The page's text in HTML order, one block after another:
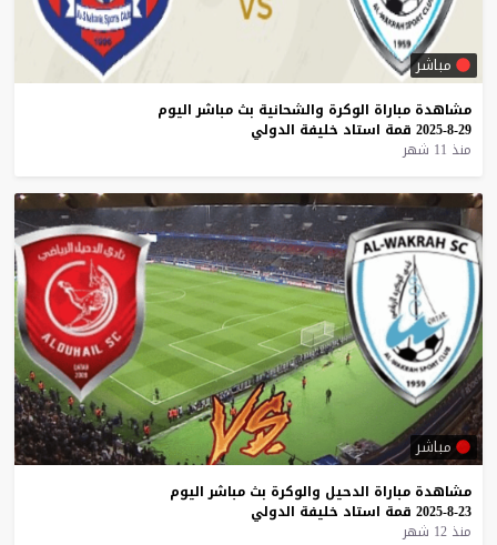
مباشر
مشاهدة مباراة الوكرة والشحانية بث مباشر اليوم
29-8-2025
قمة استاد خليفة الدولي
منذ 11 شهر
مباشر
مشاهدة مباراة الدحيل والوكرة بث مباشر اليوم
23-8-2025
قمة استاد خليفة الدولي
منذ 12 شهر